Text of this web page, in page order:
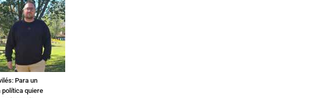
Para un
política quiere